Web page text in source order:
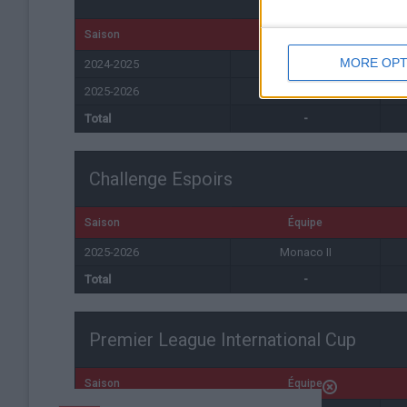
MORE
Saison
2024-2025
2025-2026
Total
-
Challenge Espoirs
Saison Équipe
2025-2026 Monaco II
Total
-
Premier League International Cup
Saison Équipe